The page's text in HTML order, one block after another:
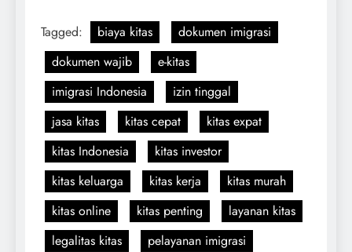
Tagged: biaya kitas
dokumen imigrasi
dokumen wajib
e-kitas
imigrasi Indonesia
izin tinggal
jasa kitas
kitas cepat
kitas expat
kitas Indonesia
kitas investor
kitas keluarga
kitas kerja
kitas murah
kitas online
kitas penting
layanan kitas
legalitas kitas
pelayanan imigrasi